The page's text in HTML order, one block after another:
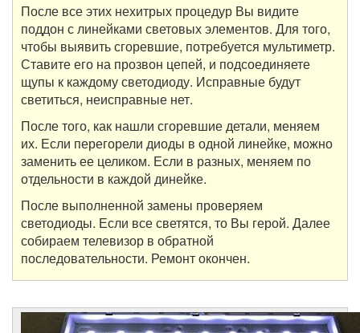
После все этих нехитрых процедур Вы видите
поддон с линейками световых элементов. Для того,
чтобы выявить сгоревшие, потребуется мультиметр.
Ставите его на прозвон цепей, и подсоединяете
щупы к каждому светодиоду. Исправные будут
светиться, неисправные нет.
После того, как нашли сгоревшие детали, меняем
их. Если перегорели диоды в одной линейке, можно
заменить ее целиком. Если в разных, меняем по
отдельности в каждой динейке.
После выполненной замены проверяем
светодиоды. Если все светятся, то Вы герой. Далее
собираем телевизор в обратной
последовательности. Ремонт окончен.